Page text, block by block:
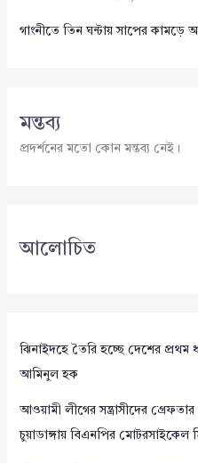
গাংনীতে তিন ঘন্টায় সাপের কামড়ে
মন্তব্য
প্রদর্শনের মতো কোন মন্তব্য নেই।
আলোচিত
ঝিনাইদহে তৈরি হচ্ছে দেশের প্রথম
আমিনুল হক
আওয়ামী লীগের সন্ত্রাসীদের
চুয়াডাঙ্গায় বিএনপির মোটরসাইকেল